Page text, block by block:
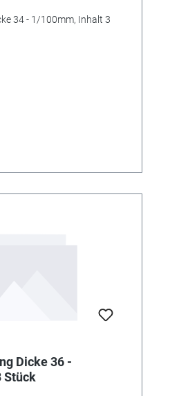
34 - 1/100mm, Inhalt 3
Dicke 36 -
Stück